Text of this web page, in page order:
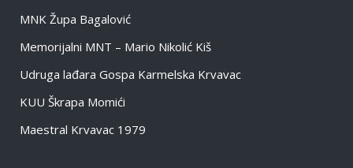
MNK Župa Bagalović
Memorijalni MNT – Mario Nikolić Kiš
Udruga lađara Gospa Karmelska Krvavac
KUU Škrapa Momići
Maestral Krvavac 1979